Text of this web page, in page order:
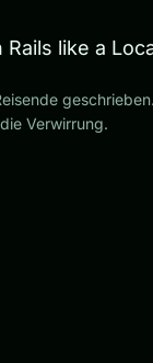
like a
Verwirrung.